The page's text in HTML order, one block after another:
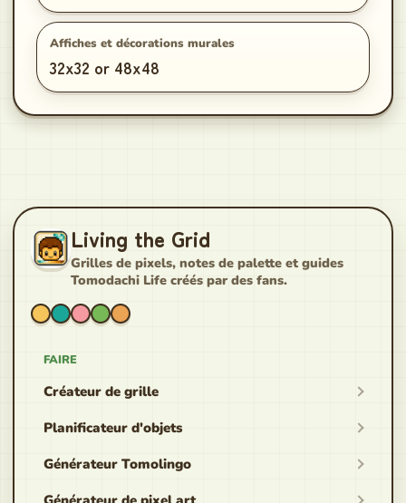
Affiches et décorations murales
32x32 or 48x48
Living the Grid
Grilles de pixels, notes de palette et guides
Tomodachi Life créés par des fans.
FAIRE
Créateur de grille
Planificateur d'objets
Générateur Tomolingo